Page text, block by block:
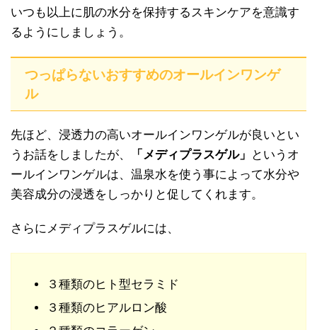
いつも以上に肌の水分を保持するスキンケアを意識す
るようにしましょう。
つっぱらないおすすめのオールインワンゲ
ル
先ほど、浸透力の高いオールインワンゲルが良いとい
うお話をしましたが、
「メディプラスゲル」
というオ
ールインワンゲルは、温泉水を使う事によって水分や
美容成分の浸透をしっかりと促してくれます。
さらにメディプラスゲルには、
３種類のヒト型セラミド
３種類のヒアルロン酸